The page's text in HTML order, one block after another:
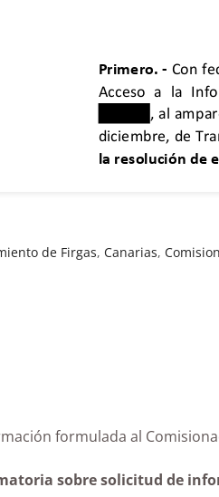
de Firgas,Canarias,
formulada al
sobre solicitud de